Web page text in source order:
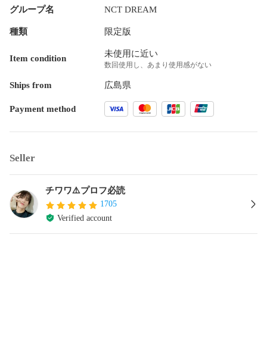
グループ名 NCT DREAM
種類 限定版
Item condition 未使用に近い
数回使用し、あまり使用感がない
Ships from 広島県
Payment method
Seller
チワワ⚠️プロフ必読
1705
Verified account